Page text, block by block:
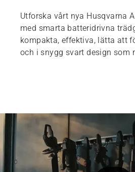
Utforska vårt nya Husqvarna
med smarta batteridrivna
kompakta, effektiva, lätta att
och i snygg svart design som